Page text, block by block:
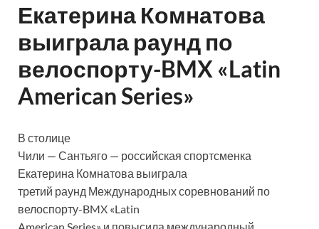
Екатерина Комнатова
выиграла раунд по
велоспорту-BMX «Latin
American Series»
В столице
Чили — Сантьяго — российская спортсменка
Екатерина Комнатова выиграла
третий раунд Международных соревнований по
велоспорту-BMX «Latin